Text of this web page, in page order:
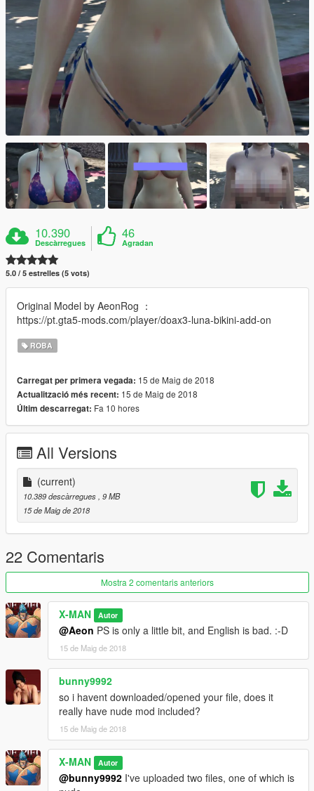
10.390
Descàrregues
46
Agradan
5.0 / 5 estrelles (5 vots)
Original Model by AeonRog ：
https://pt.gta5-mods.com/player/doax3-luna-bikini-add-on
ROBA
Carregat per primera vegada: 15 de Maig de 2018
Actualització més recent: 15 de Maig de 2018
Últim descarregat: Fa 10 hores
All Versions
(current)
10.389 descàrregues , 9 MB
15 de Maig de 2018
22 Comentaris
Mostra 2 comentaris anteriors
X-MAN Autor
@Aeon PS is only a little bit, and English is bad. :-D
15 de Maig de 2018
bunny9992
so i havent downloaded/opened your file, does it
really have nude mod included?
15 de Maig de 2018
X-MAN Autor
@bunny9992 I've uploaded two files, one of which is